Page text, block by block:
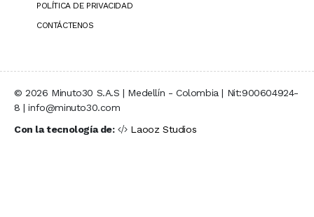
POLÍTICA DE PRIVACIDAD
CONTÁCTENOS
© 2026 Minuto30 S.A.S | Medellín - Colombia | Nit:900604924-
8 | info@minuto30.com
Con la tecnología de:
Laooz Studios